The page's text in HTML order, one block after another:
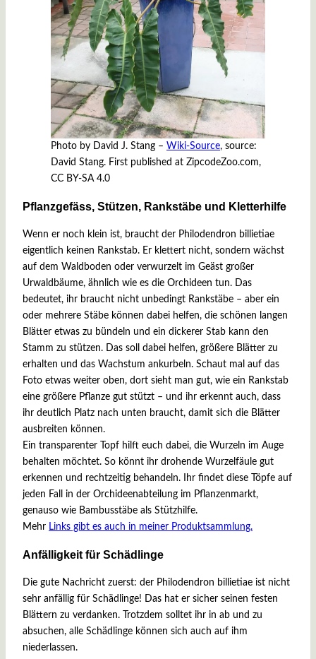
Photo by David J. Stang – Wiki-Source, source:
David Stang. First published at ZipcodeZoo.com,
CC BY-SA 4.0
Pflanzgefäss, Stützen, Rankstäbe und Kletterhilfe
Wenn er noch klein ist, braucht der Philodendron billietiae
eigentlich keinen Rankstab. Er klettert nicht, sondern wächst
auf dem Waldboden oder verwurzelt im Geäst großer
Urwaldbäume, ähnlich wie es die Orchideen tun. Das
bedeutet, ihr braucht nicht unbedingt Rankstäbe – aber ein
oder mehrere Stäbe können dabei helfen, die schönen langen
Blätter etwas zu bündeln und ein dickerer Stab kann den
Stamm zu stützen. Das soll dabei helfen, größere Blätter zu
erhalten und das Wachstum ankurbeln. Schaut mal auf das
Foto etwas weiter oben, dort sieht man gut, wie ein Rankstab
eine größere Pflanze gut stützt – und ihr erkennt auch, dass
ihr deutlich Platz nach unten braucht, damit sich die Blätter
ausbreiten können.
Ein transparenter Topf hilft euch dabei, die Wurzeln im Auge
behalten möchtet. So könnt ihr drohende Wurzelfäule gut
erkennen und rechtzeitig behandeln. Ihr findet diese Töpfe auf
jeden Fall in der Orchideenabteilung im Pflanzenmarkt,
genauso wie Bambusstäbe als Stützhilfe.
Mehr Links gibt es auch in meiner Produktsammlung.
Anfälligkeit für Schädlinge
Die gute Nachricht zuerst: der Philodendron billietiae ist nicht
sehr anfällig für Schädlinge! Das hat er sicher seinen festen
Blättern zu verdanken. Trotzdem solltet ihr in ab und zu
absuchen, alle Schädlinge können sich auch auf ihm
niederlassen.